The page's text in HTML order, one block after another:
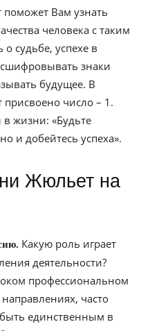
Вам узнать
человека с таким
судьбе, успехе в
знаки
будущее. В
число – 1.
жизни: «Будьте
и добейтесь успеха».
Какую роль играет
деятельности?
профессиональном
часто
единственным в